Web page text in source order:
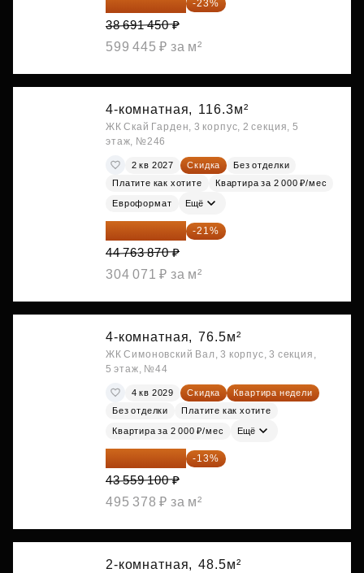
29 792 417 ₽ -23%
38 691 450 ₽
599 445 ₽ за м²
4-комнатная, 116.3м²
ЖК Скай Гарден, 3 корпус, 2 секция, 5
этаж, №246
2 кв 2027 Скидка
Без отделки
Платите как хотите
Квартира за 2 000 ₽/мес
Евроформат Ещё
35 363 457 ₽ -21%
44 763 870 ₽
304 071 ₽ за м²
4-комнатная, 76.5м²
ЖК Симоновский Вал, 3 корпус, 3 секция,
5 этаж, №44
4 кв 2029 Скидка
Квартира недели
Без отделки
Платите как хотите
Квартира за 2 000 ₽/мес Ещё
37 896 417 ₽ -13%
43 559 100 ₽
495 378 ₽ за м²
2-комнатная, 48.5м²